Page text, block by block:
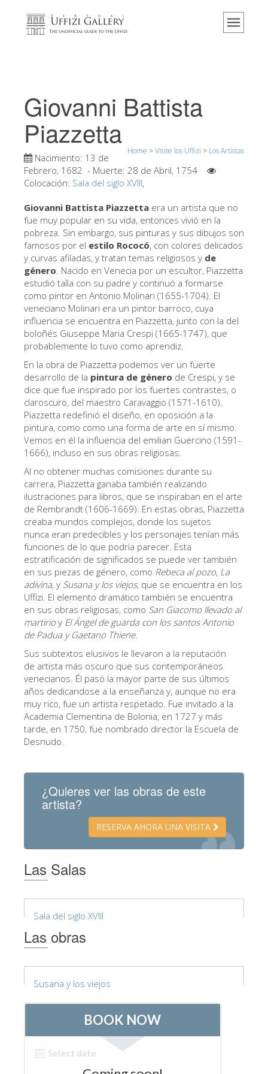
Home
Eventos y exposiciones
Los comentarios de los visitantes
Contáctenos
Visite los Uffizi
Visita virtual
Las obras
Las salas
Los Artistas
Las nuevas salas
Otros Museos
Museo del Bargello
Galería de la Academia
Galería Palatina
Capillas de los Medici
Museo de San Marcos
Museo Arqueológico
El Taller de las Piedras Duras
Museo Galileo
Jardín de Boboli
La Torre de Arnolfo
Corredor de Vasari
Palazzo Vecchio
Santa Maria Novella
Santa Croce
Reserve ahora
Reserve una visita guiada
Sólo billetes con entrada rápida
ES
ENGLISH
DEUTSCH
FRANÇAIS
ESPAÑOL
Giovanni Battista
Piazzetta
Home >Visite los Uffizi > Los Artistas
Nacimiento: 13 de
Febrero, 1682 - Muerte: 28 de Abril, 1754
Colocación: Sala del siglo XVIII,
Giovanni Battista Piazzetta era un artista que no
fue muy popular en su vida, entonces vivió en la
pobreza. Sin embargo, sus pinturas y sus dibujos son
famosos por el estilo Rococó, con colores delicados
y curvas afiladas, y tratan temas religiosos y de
género. Nacido en Venecia por un escultor, Piazzetta
estudió talla con su padre y continuó a formarse
como pintor en Antonio Molinari (1655-1704). El
veneciano Molinari era un pintor barroco, cuya
influencia se encuentra en Piazzetta, junto con la del
boloñés Giuseppe Maria Crespi (1665-1747), que
probablemente lo tuvo como aprendiz.
En la obra de Piazzetta podemos ver un fuerte
desarrollo de la pintura de género de Crespi, y se
dice que fue inspirado por los fuertes contrastes, o
claroscuro, del maestro Caravaggio (1571-1610).
Piazzetta redefinió el diseño, en oposición a la
pintura, como como una forma de arte en sí mismo.
Vemos en él la influencia del emilian Guercino (1591-
1666), incluso en sus obras religiosas.
Al no obtener muchas comisiones durante su
carrera, Piazzetta ganaba también realizando
ilustraciones para libros, que se inspiraban en el arte
de Rembrandt (1606-1669). En estas obras, Piazzetta
creaba mundos complejos, donde los sujetos
nunca eran predecibles y los personajes tenían más
funciones de lo que podría parecer. Esta
estratificación de significados se puede ver también
en sus piezas de género, como Rebeca al pozo, La
adivina, y Susana y los viejos, que se encuentra en los
Uffizi. El elemento dramático también se encuentra
en sus obras religiosas, como San Giacomo llevado al
martirio y El Ángel de guarda con los santos Antonio
de Padua y Gaetano Thiene.
Sus subtextos elusivos le llevaron a la reputación
de artista más oscuro que sus contemporáneos
venecianos. Él pasó la mayor parte de sus últimos
años dedicandose a la enseñanza y, aunque no era
muy rico, fue un artista respetado. Fue invitado a la
Academia Clementina de Bolonia, en 1727 y más
tarde, en 1750, fue nombrado director la Escuela de
Desnudo.
¿Quieres ver las obras de este
artista?
RESERVA AHORA UNA VISITA
Las Salas
Sala del siglo XVIII
Las obras
Susana y los viejos